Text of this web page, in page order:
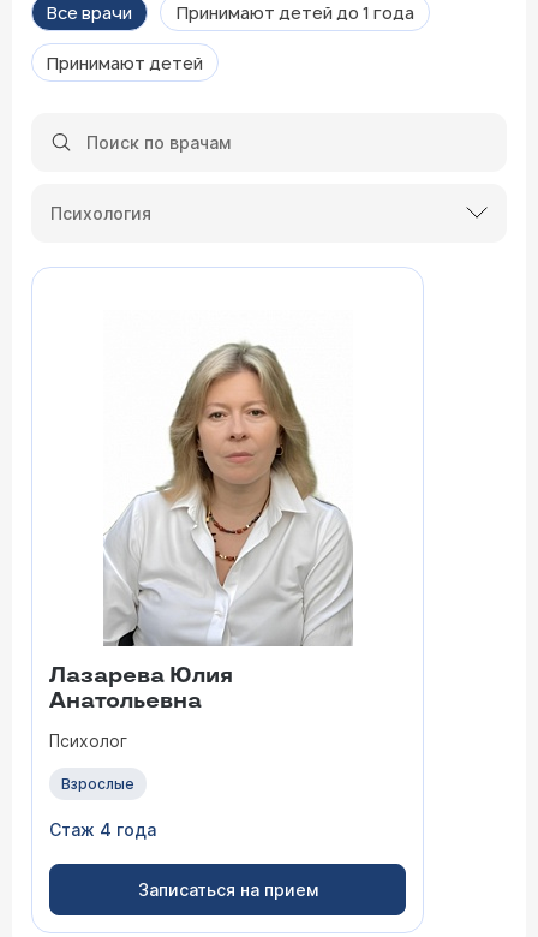
Все врачи Принимают детей до 1 года
Принимают детей
Психология
Лазарева Юлия
Анатольевна
Психолог
Взрослые
Стаж 4 года
Записаться на прием